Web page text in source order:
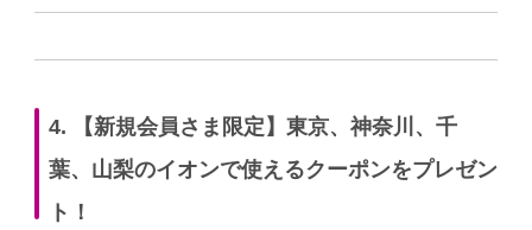
4. 【新規会員さま限定】東京、神奈川、千
葉、山梨のイオンで使えるクーポンをプレゼン
ト！